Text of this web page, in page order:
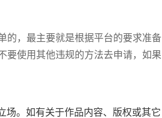
的，最主要就是根据平台的要求准备
要使用其他违规的方法去申请，如果
场。如有关于作品内容、版权或其它